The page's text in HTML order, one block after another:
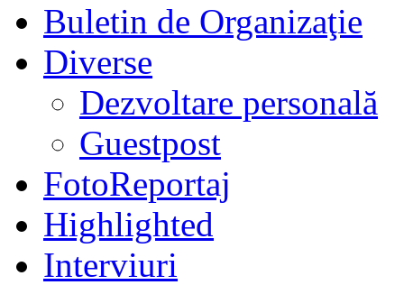
Buletin de Organizaţie
Diverse
Dezvoltare personală
Guestpost
FotoReportaj
Highlighted
Interviuri